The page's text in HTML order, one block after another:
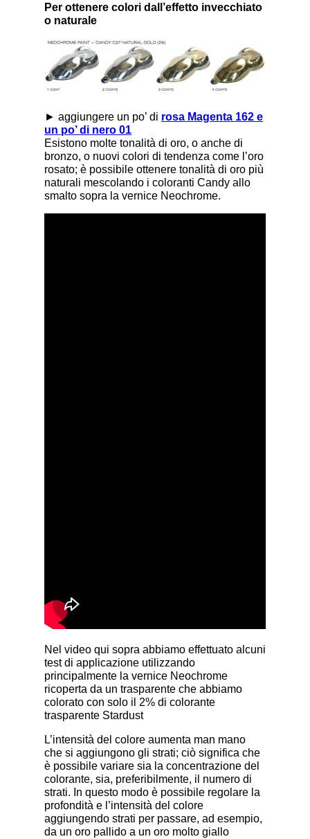
Per ottenere colori dall’effetto invecchiato
o naturale
► aggiungere un po’ di rosa Magenta 162 e
un po’ di nero 01
Esistono molte tonalità di oro, o anche di
bronzo, o nuovi colori di tendenza come l’oro
rosato; è possibile ottenere tonalità di oro più
naturali mescolando i coloranti Candy allo
smalto sopra la vernice Neochrome.
Nel video qui sopra abbiamo effettuato alcuni
test di applicazione utilizzando
principalmente la vernice Neochrome
ricoperta da un trasparente che abbiamo
colorato con solo il 2% di colorante
trasparente Stardust
L’intensità del colore aumenta man mano
che si aggiungono gli strati; ciò significa che
è possibile variare sia la concentrazione del
colorante, sia, preferibilmente, il numero di
strati. In questo modo è possibile regolare la
profondità e l’intensità del colore
aggiungendo strati per passare, ad esempio,
da un oro pallido a un oro molto giallo